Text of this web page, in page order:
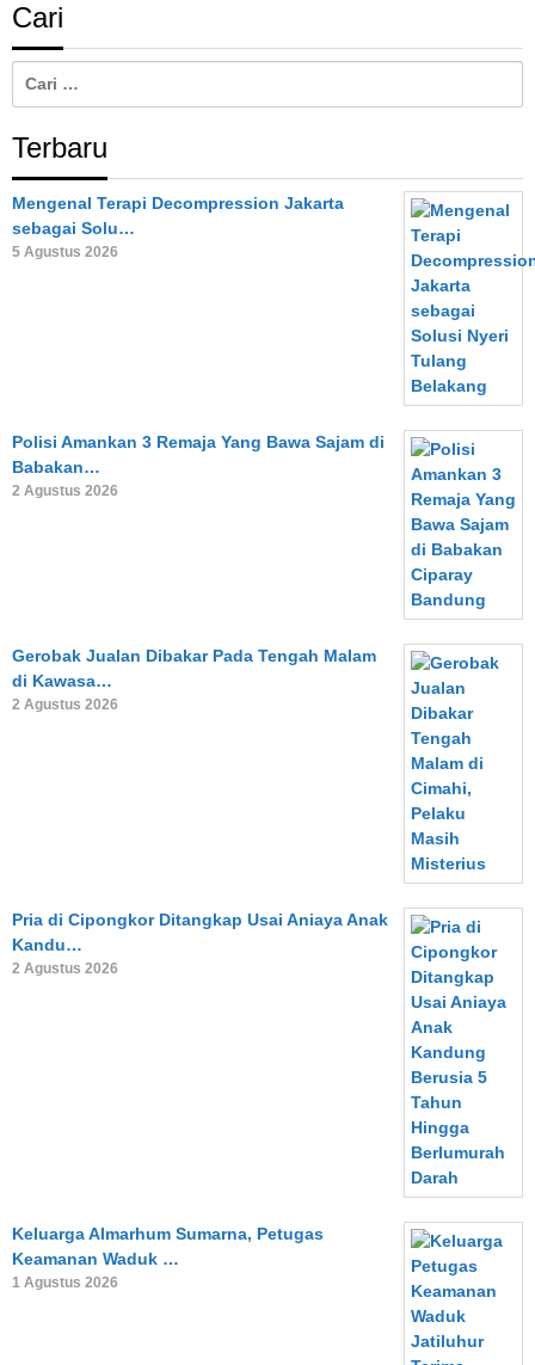
Cari
Terbaru
Mengenal Terapi Decompression Jakarta
sebagai Solu…
5 Agustus 2026
Polisi Amankan 3 Remaja Yang Bawa Sajam di
Babakan…
2 Agustus 2026
Gerobak Jualan Dibakar Pada Tengah Malam
di Kawasa…
2 Agustus 2026
Pria di Cipongkor Ditangkap Usai Aniaya Anak
Kandu…
2 Agustus 2026
Keluarga Almarhum Sumarna, Petugas
Keamanan Waduk …
1 Agustus 2026